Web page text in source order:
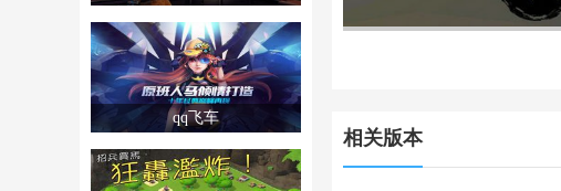
qq飞车
相关版本